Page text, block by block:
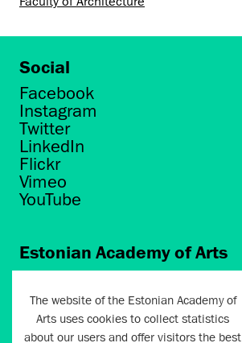
Social
Facebook
Instagram
Twitter
LinkedIn
Flickr
Vimeo
YouTube
Estonian Academy of Arts
Tallinn 10412
artun@artun.ee
The website of the Estonian Academy of
Arts uses cookies to collect statistics
about our users and offer visitors the best